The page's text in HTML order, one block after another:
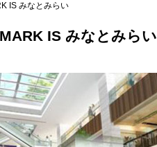
IS みなとみらい
IS みなとみらい